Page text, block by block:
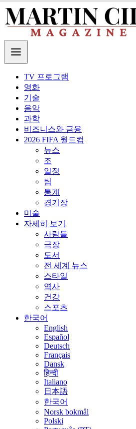
TV 프로그램
영화
기술
음악
과학
비즈니스와 금융
2026 FIFA 월드컵
뉴스
조
일정
팀
통계
경기장
미술
자세히 보기
사람들
극장
도서
전 세계 뉴스
스타일
역사
건강
스포츠
한국어
English
Español
Deutsch
Français
Dansk
हिन्दी
Italiano
日本語
한국어
Norsk bokmål
Polski